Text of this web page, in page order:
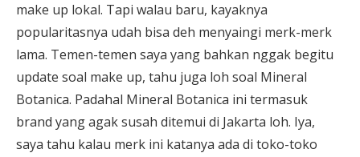
make up lokal. Tapi walau baru, kayaknya
popularitasnya udah bisa deh menyaingi merk-merk
lama. Temen-temen saya yang bahkan nggak begitu
update soal make up, tahu juga loh soal Mineral
Botanica. Padahal Mineral Botanica ini termasuk
brand yang agak susah ditemui di Jakarta loh. Iya,
saya tahu kalau merk ini katanya ada di toko-toko